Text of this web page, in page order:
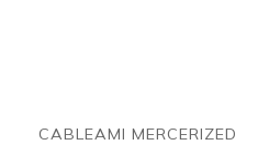
CABLEAMI MERCERIZED